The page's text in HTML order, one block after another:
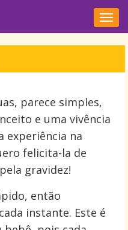
parece simples,
e uma vivência
experiência na
felicita-la de
gravidez!
então
instante. Este é